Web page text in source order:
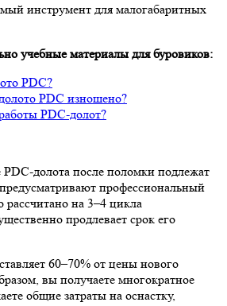
инструмент для малогабаритных
учебные материалы для буровиков:
PDC?
PDC изношено?
PDC-долот?
долота после поломки подлежат
профессиональный
на 3–4 цикла
продлевает срок его
60–70% от цены нового
вы получаете многократное
общие затраты на оснастку,